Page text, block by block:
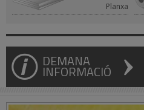
Planxa
DEMANA
INFORMACIÓ